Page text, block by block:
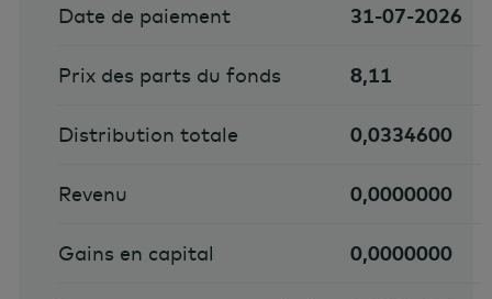
Date de paiement 31-07-2026
Prix des parts du fonds 8,11
Distribution totale 0,0334600
Revenu 0,0000000
Gains en capital 0,0000000